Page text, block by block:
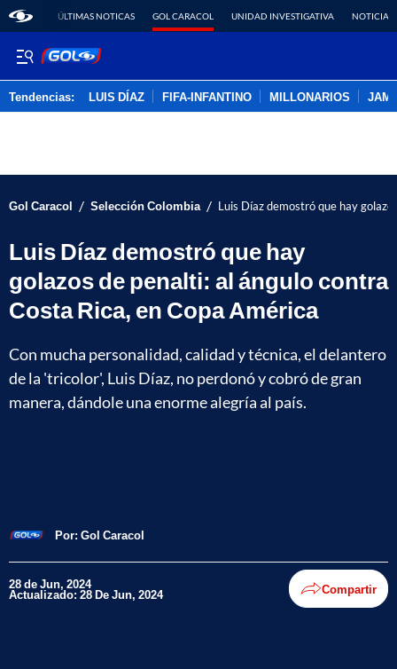
ÚLTIMAS NOTICAS GOL CARACOL UNIDAD INVESTIGATIVA NOTICIAS
Tendencias: LUIS DÍAZ FIFA-INFANTINO MILLONARIOS
Gol Caracol / Selección Colombia / Luis Díaz demostró que hay
Luis Díaz demostró que hay
golazos de penalti: al ángulo contra
Costa Rica, en Copa América
Con mucha personalidad, calidad y técnica, el delantero
de la 'tricolor', Luis Díaz, no perdonó y cobró de gran
manera, dándole una enorme alegría al país.
Por: Gol Caracol
28 de Jun, 2024
Actualizado: 28 De Jun, 2024 Compartir